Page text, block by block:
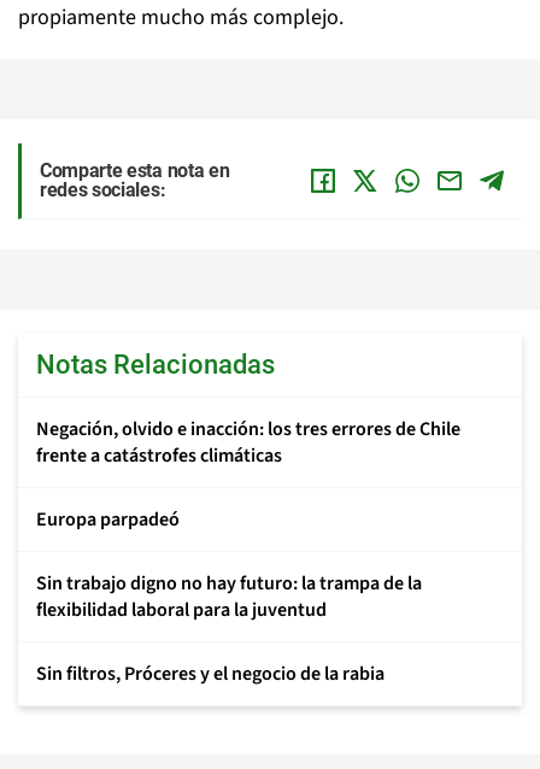
propiamente mucho más complejo.
Comparte esta nota en
redes sociales:
Notas Relacionadas
Negación, olvido e inacción: los tres errores de Chile
frente a catástrofes climáticas
Europa parpadeó
Sin trabajo digno no hay futuro: la trampa de la
flexibilidad laboral para la juventud
Sin filtros, Próceres y el negocio de la rabia